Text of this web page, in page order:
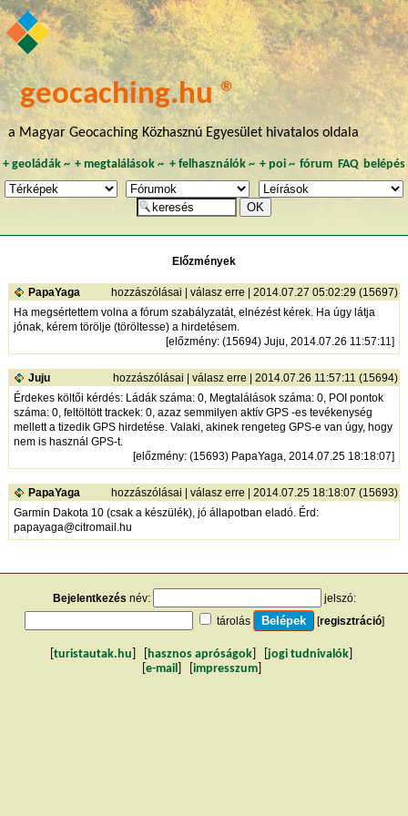
geocaching.hu ®
a Magyar Geocaching Közhasznú Egyesület hivatalos oldala
+ geoládák~ +megtalálások ~ + felhasználók~ + poi~ fórum FAQ belépés
Előzmények
PapaYaga hozzászólásai | válasz erre | 2014.07.27 05:02:29 (15697)
Ha megsértettem volna a fórum szabályzatát, elnézést kérek. Ha úgy látja
jónak, kérem törölje (töröltesse) a hirdetésem.
[előzmény: (15694) Juju, 2014.07.26 11:57:11]
Juju hozzászólásai | válasz erre | 2014.07.26 11:57:11 (15694)
Érdekes költői kérdés: Ládák száma: 0, Megtalálások száma: 0, POI pontok
száma: 0, feltöltött trackek: 0, azaz semmilyen aktív GPS -es tevékenység
mellett a tizedik GPS hirdetése. Valaki, akinek rengeteg GPS-e van úgy, hogy
nem is használ GPS-t.
[előzmény: (15693) PapaYaga, 2014.07.25 18:18:07]
PapaYaga hozzászólásai | válasz erre | 2014.07.25 18:18:07 (15693)
Garmin Dakota 10 (csak a készülék), jó állapotban eladó. Érd:
papayaga@citromail.hu
Bejelentkezés név:
jelszó:
tárolás
[regisztráció]
turistautak.hu hasznos apróságok jogi tudnivalók
e-mail impresszum]